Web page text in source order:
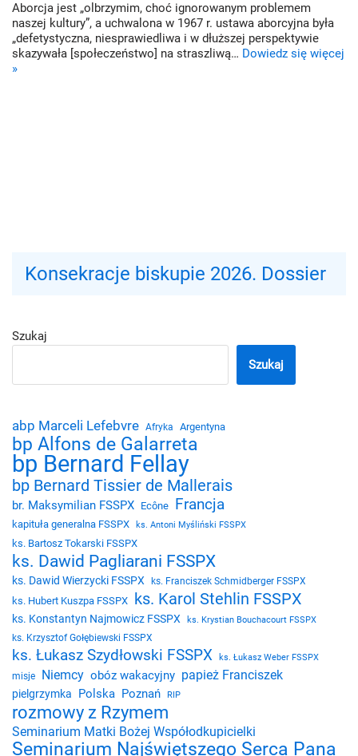
Aborcja jest „olbrzymim, choć ignorowanym problemem
naszej kultury”, a uchwalona w 1967 r. ustawa aborcyjna była
„defetystyczna, niesprawiedliwa i w dłuższej perspektywie
skazywała [społeczeństwo] na straszliwą… Dowiedz się więcej
»
Konsekracje biskupie 2026. Dossier
Szukaj
Szukaj
abp Marceli Lefebvre Afryka Argentyna
bp Alfons de Galarreta
bp Bernard Fellay
bp Bernard Tissier de Mallerais
br. Maksymilian FSSPX Ecône Francja
kapituła generalna FSSPX ks. Antoni Myśliński FSSPX
ks. Bartosz Tokarski FSSPX
ks. Dawid Pagliarani FSSPX
ks. Dawid Wierzycki FSSPX ks. Franciszek Schmidberger FSSPX
ks. Hubert Kuszpa FSSPX ks. Karol Stehlin FSSPX
ks. Konstantyn Najmowicz FSSPX
ks. Krystian Bouchacourt FSSPX
ks. Krzysztof Gołębiewski FSSPX
ks. Łukasz Szydłowski FSSPX ks. Łukasz Weber FSSPX
misje Niemcy obóz wakacyjny papież Franciszek
pielgrzymka Polska Poznań RIP
rozmowy z Rzymem
Seminarium Matki Bożej Współodkupicielki
Seminarium Najświętszego Serca Pana